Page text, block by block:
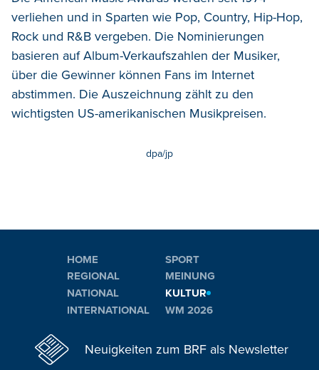
verliehen und in Sparten wie Pop, Country, Hip-Hop,
Rock und R&B vergeben. Die Nominierungen
basieren auf Album-Verkaufszahlen der Musiker,
über die Gewinner können Fans im Internet
abstimmen. Die Auszeichnung zählt zu den
wichtigsten US-amerikanischen Musikpreisen.
dpa/jp
HOME
REGIONAL
NATIONAL
INTERNATIONAL
SPORT
MEINUNG
KULTUR
WM 2026
Neuigkeiten zum BRF als Newsletter